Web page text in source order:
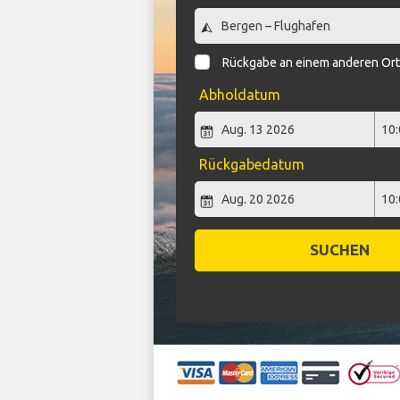
Rückgabe an einem anderen Ort
Abholdatum
Rückgabedatum
SUCHEN